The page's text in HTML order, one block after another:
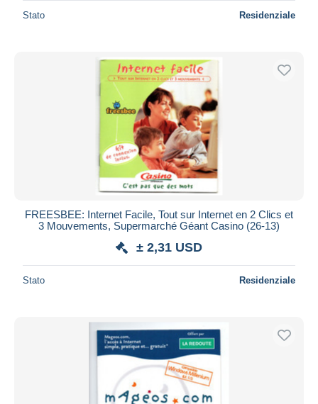
Stato Residenziale
FREESBEE: Internet Facile, Tout sur Internet en 2 Clics et
3 Mouvements, Supermarché Géant Casino (26-13)
± 2,31 USD
Stato Residenziale